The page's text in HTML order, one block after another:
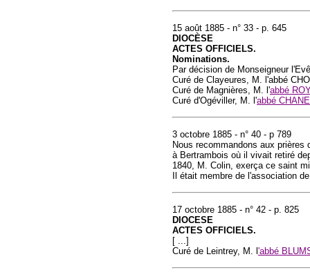
15 août 1885 - n° 33 - p. 645
DIOCÈSE
ACTES OFFICIELS.
Nominations.
Par décision de Monseigneur
Curé de Clayeures, M. l'abbé
Curé de Magnières, M. l'abbé
Curé d'Ogéviller, M. l'abbé
3 octobre 1885 - n° 40 - p 789
Nous recommandons aux
à Bertrambois où il vivait retiré
1840, M. Colin, exerça ce saint
Il était membre de l'association
17 octobre 1885 - n° 42 - p. 825
DIOCESE
ACTES OFFICIELS.
[ ...]
Curé de Leintrey, M. l 'abbé